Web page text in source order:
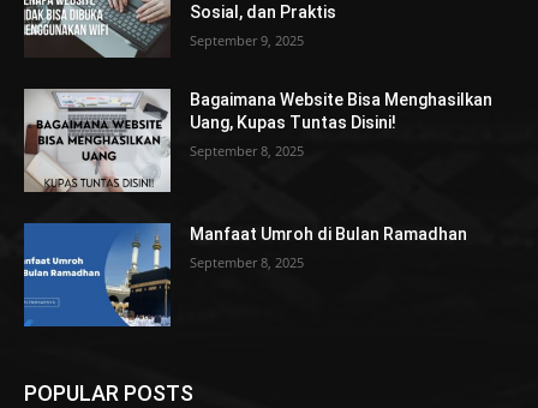
Sosial, dan Praktis
September 9, 2025
Bagaimana Website Bisa Menghasilkan
Uang, Kupas Tuntas Disini!
September 8, 2025
Manfaat Umroh di Bulan Ramadhan
September 8, 2025
POPULAR POSTS